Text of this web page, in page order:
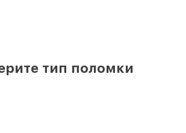
тип поломки